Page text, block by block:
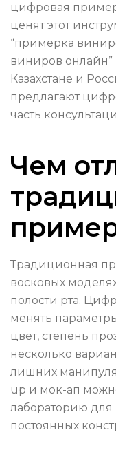
цифровая
ценят этот
“примерка
виниров
Казахстане и
предлагают
часть
Чем
Традиционная
восковых
полости рта.
менять
цвет, степень
несколько
лишних
up и мок-ап
лабораторию
постоянных